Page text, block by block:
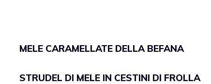
MELE CARAMELLATE DELLA BEFANA
STRUDEL DI MELE IN CESTINI DI FROLLA